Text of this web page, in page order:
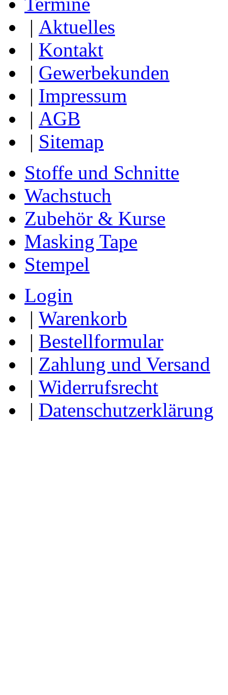
| Aktuelles
| Kontakt
| Gewerbekunden
| Impressum
| AGB
| Sitemap
Stoffe und Schnitte
Wachstuch
Zubehör & Kurse
Masking Tape
Stempel
Login
| Warenkorb
| Bestellformular
| Zahlung und Versand
| Widerrufsrecht
| Datenschutzerklärung